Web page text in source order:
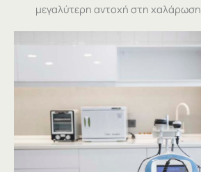
μεγαλύτερη αντοχή στη χαλάρωση